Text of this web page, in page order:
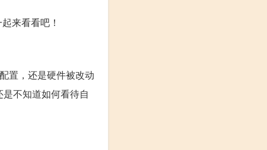
来看看吧！
置，还是硬件被改动
不知道如何看待自